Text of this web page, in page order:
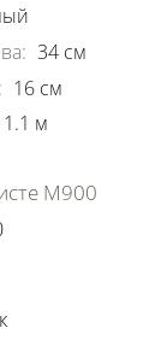
: 34 см
: 16 см
1.1 м
М900